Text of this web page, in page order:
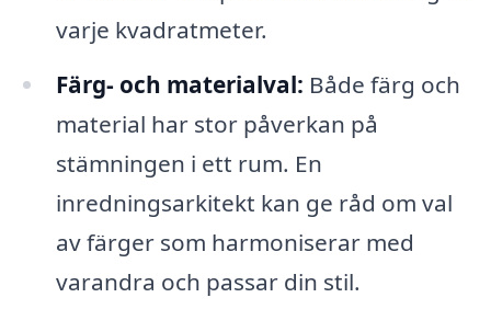
varje kvadratmeter.
Färg- och materialval: Både färg och
material har stor påverkan på
stämningen i ett rum. En
inredningsarkitekt kan ge råd om val
av färger som harmoniserar med
varandra och passar din stil.